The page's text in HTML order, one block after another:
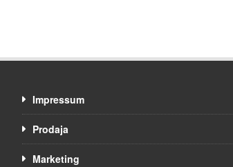
Impressum
Prodaja
Marketing